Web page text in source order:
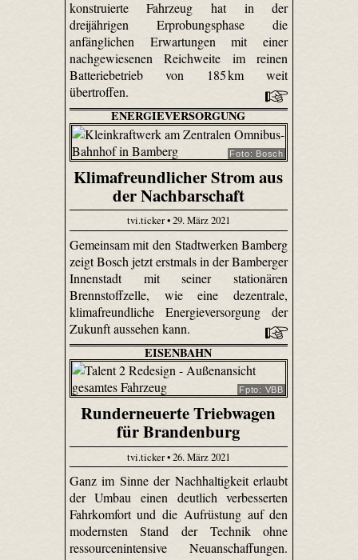
konstruierte Fahrzeug hat in der
dreijährigen Erprobungsphase die
anfänglichen Erwartungen mit einer
nachgewiesenen Reichweite im reinen
Batteriebetrieb von 185 km weit
übertroffen.
ENERGIEVERSORGUNG
Foto: Bosch
Klimafreundlicher Strom aus
der Nachbarschaft
tvi.ticker • 29. März 2021
Gemeinsam mit den Stadtwerken Bamberg
zeigt Bosch jetzt erstmals in der Bamberger
Innenstadt mit seiner stationären
Brennstoffzelle, wie eine dezentrale,
klimafreundliche Energieversorgung der
Zukunft aussehen kann.
EISENBAHN
Fpto: VBB
Runderneuerte Triebwagen
für Brandenburg
tvi.ticker • 26. März 2021
Ganz im Sinne der Nachhaltigkeit erlaubt
der Umbau einen deutlich verbesserten
Fahrkomfort und die Aufrüstung auf den
modernsten Stand der Technik ohne
ressourcenintensive Neuanschaffungen.